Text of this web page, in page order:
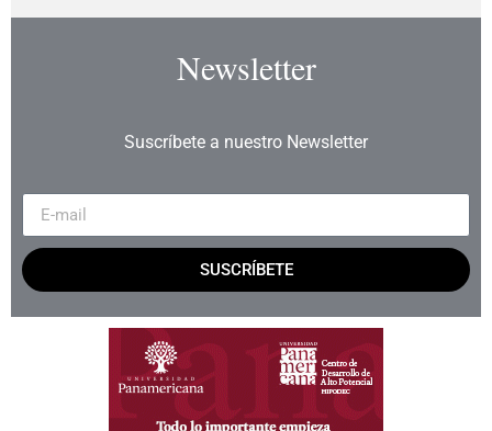
Newsletter
Suscríbete a nuestro Newsletter
SUSCRÍBETE